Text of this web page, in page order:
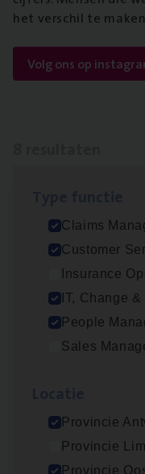
het verschil te
Volg ons op
Claims
Customer
Insurance
IT, Change
People
Sales
Provincie
Provincie
Provincie
Test Ana­lyst
IT, Change &
Antwerpen